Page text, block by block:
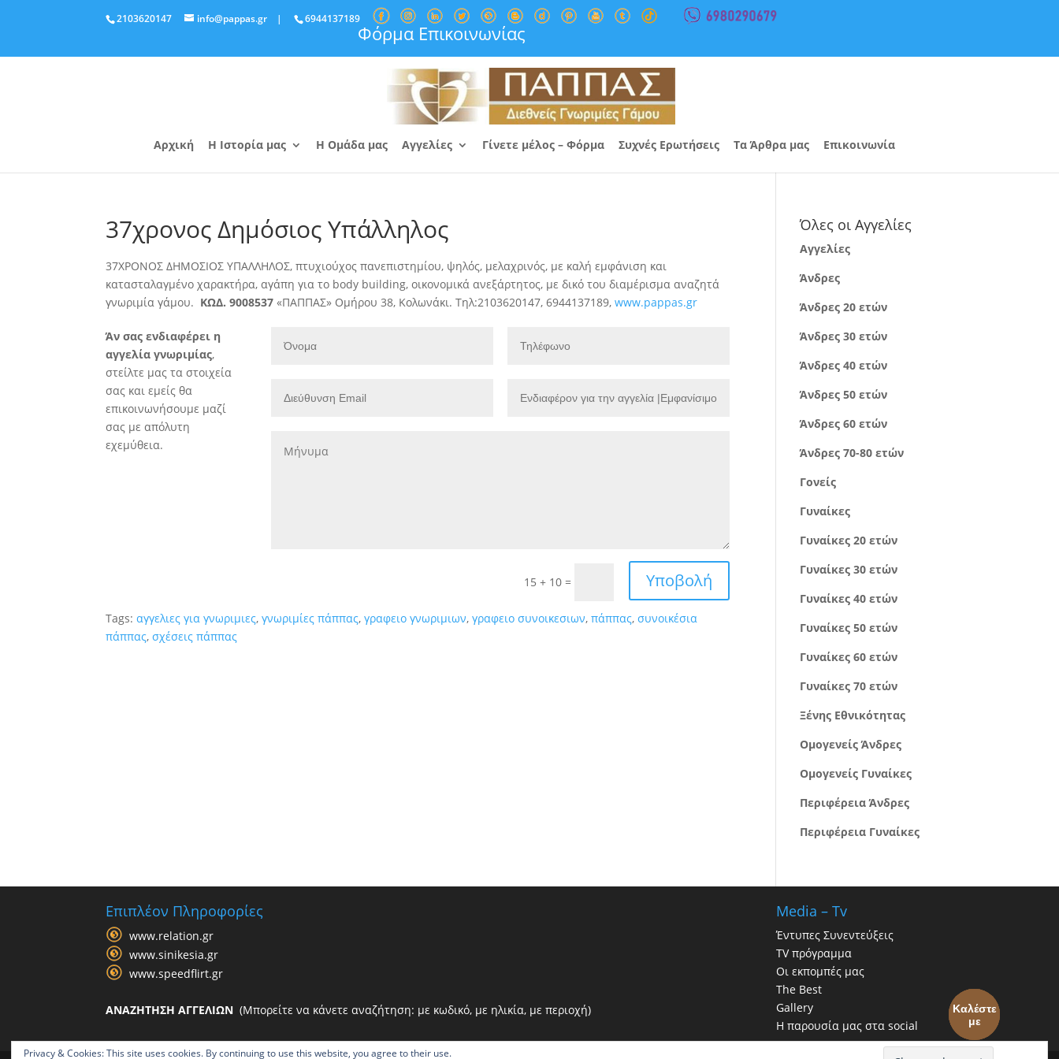
2103620147 info@pappas.gr | 6944137189
Φόρμα Επικοινωνίας
Αρχική Η Ιστορία μας Η Ομάδα μας Αγγελίες Γίνετε μέλος – Φόρμα Συχνές Ερωτήσεις Τα Άρθρα μας Επικοινωνία
37χρονος Δημόσιος Υπάλληλος
37ΧΡΟΝΟΣ ΔΗΜΟΣΙΟΣ ΥΠΑΛΛΗΛΟΣ, πτυχιούχος πανεπιστημίου, ψηλός, μελαχρινός, με καλή εμφάνιση και
κατασταλαγμένο χαρακτήρα, αγάπη για το body building, οικονομικά ανεξάρτητος, με δικό του διαμέρισμα αναζητά
γνωριμία γάμου. ΚΩΔ. 9008537 «ΠΑΠΠΑΣ» Ομήρου 38, Κολωνάκι. Τηλ:2103620147, 6944137189,www.pappas.gr
Άν σας ενδιαφέρει η
αγγελία γνωριμίας,
στείλτε μας τα στοιχεία
σας και εμείς θα
επικοινωνήσουμε μαζί
σας με απόλυτη
εχεμύθεια.
15 + 10= Υποβολή
Tags:αγγελιες για γνωριμιες,γνωριμίες πάππας,γραφειο γνωριμιων,γραφειο συνοικεσιων,πάππας,συνοικέσια
πάππας,σχέσεις πάππας
Όλες οι Αγγελίες
Αγγελίες
Άνδρες
Άνδρες 20 ετών
Άνδρες 30 ετών
Άνδρες 40 ετών
Άνδρες 50 ετών
Άνδρες 60 ετών
Άνδρες 70-80 ετών
Γονείς
Γυναίκες
Γυναίκες 20 ετών
Γυναίκες 30 ετών
Γυναίκες 40 ετών
Γυναίκες 50 ετών
Γυναίκες 60 ετών
Γυναίκες 70 ετών
Ξένης Εθνικότητας
Ομογενείς Άνδρες
Ομογενείς Γυναίκες
Περιφέρεια Άνδρες
Περιφέρεια Γυναίκες
Επιπλέον Πληροφορίες
www.relation.gr
www.sinikesia.gr
www.speedflirt.gr
ΑΝΑΖΗΤΗΣΗ ΑΓΓΕΛΙΩΝ (Μπορείτε να κάνετε αναζήτηση: με κωδικό, με ηλικία, με περιοχή)
Media – Tv
Έντυπες Συνεντεύξεις
TV πρόγραμμα
Οι εκπομπές μας
The Best
Gallery
Η παρουσία μας στα social
Καλέστε
με
Privacy & Cookies: This site uses cookies. By continuing to use this website, you agree to their use.